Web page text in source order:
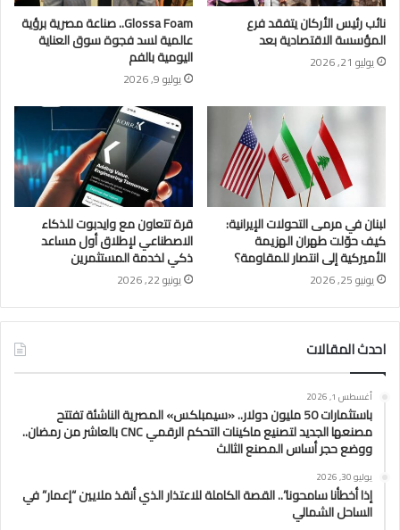
نائب رئيس الأركان يتفقد فرع
المؤسسة الاقتصادية بعد
يوليو 21, 2026
Glossa Foam.. صناعة مصرية برؤية
عالمية لسد فجوة سوق العناية
اليومية بالفم
يوليو 9, 2026
لبنان في مرمى التحولات الإيرانية:
كيف حوّلت طهران الهزيمة
الأميركية إلى انتصار للمقاومة؟
يونيو 25, 2026
قرة تتعاون مع وايدبوت للذكاء
الاصطناعي لإطلاق أول مساعد
ذكي لخدمة المستثمرين
يونيو 22, 2026
احدث المقالات
أغسطس 1, 2026
باستثمارات 50 مليون دولار.. «سيمبلكس» المصرية الناشئة تفتتح
مصنعها الجديد لتصنيع ماكينات التحكم الرقمي CNC بالعاشر من رمضان..
ووضع حجر أساس المصنع الثالث
يوليو 30, 2026
إذا أخطأنا سامحونا”.. القصة الكاملة للاعتذار الذي أنقذ ملايين “إعمار” في
الساحل الشمالي